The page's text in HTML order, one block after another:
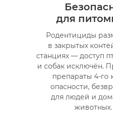
для
Родентициды
в закрытых
станциях — доступ
и собак исключён.
препараты 4-го
опасности,
для людей и
животных.